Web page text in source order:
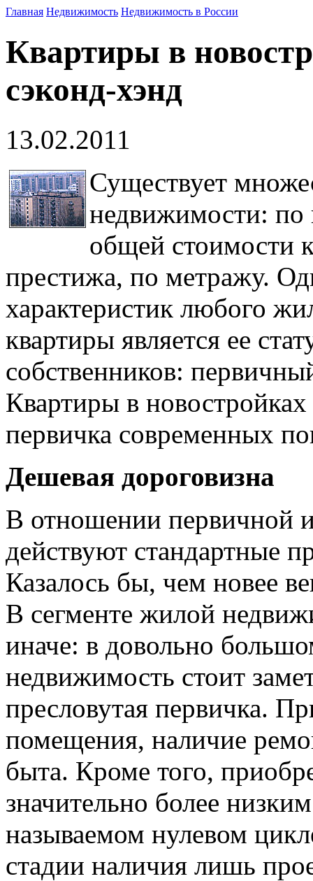
Главная Недвижимость Недвижимость в России
Квартиры в
сэконд-хэнд
13.02.2011
Существует
недвижимости: по
общей стоимости
престижа, по метражу.
характеристик любого
квартиры является ее
собственников:
Квартиры в
первичка современных
Дешевая дороговизна
В отношении первичной
действуют стандартные
Казалось бы, чем новее
В сегменте жилой
иначе: в довольно
недвижимость стоит
пресловутая первичка.
помещения, наличие
быта. Кроме того,
значительно более
называемом нулевом
стадии наличия лишь